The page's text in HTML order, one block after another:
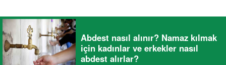
Abdest nasıl alınır? Namaz kılmak
için kadınlar ve erkekler nasıl
abdest alırlar?